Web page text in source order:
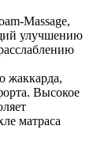
Massage,
улучшению
жаккарда,
Высокое
матраса